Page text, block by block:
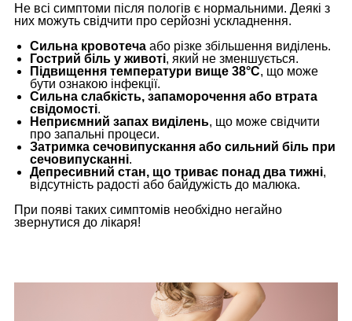
Не всі симптоми після пологів є нормальними. Деякі з
них можуть свідчити про серйозні ускладнення.
Сильна кровотеча або різке збільшення виділень.
Гострий біль у животі, який не зменшується.
Підвищення температури вище 38°C, що може
бути ознакою інфекції.
Сильна слабкість, запаморочення або втрата
свідомості.
Неприємний запах виділень, що може свідчити
про запальні процеси.
Затримка сечовипускання або сильний біль при
сечовипусканні.
Депресивний стан, що триває понад два тижні,
відсутність радості або байдужість до малюка.
При появі таких симптомів необхідно негайно
звернутися до лікаря!